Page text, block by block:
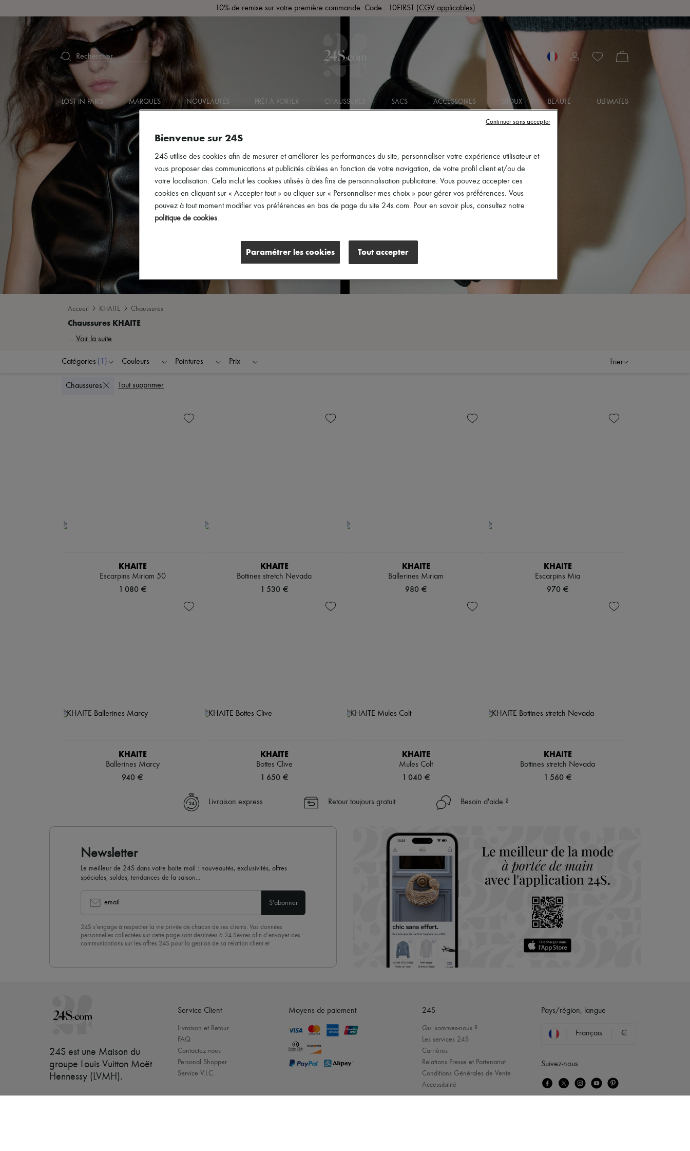
10% de remise sur votre première commande. Code : 10FIRST (CGV applicables)
Rechercher
LOST IN PARIS MARQUES NOUVEAUTÉS PRÊT-À-PORTER CHAUSSURES SACS ACCESSOIRES BIJOUX BEAUTÉ ULTIMATES
Accueil KHAITE Chaussures
... Voir la suite
Catégories (1) Couleurs Pointures Prix Trier
Chaussures Tout supprimer
KHAITE
Escarpins Miriam 50
1 080 €
KHAITE
Bottines stretch Nevada
1 530 €
KHAITE
Ballerines Miriam
980 €
KHAITE
Escarpins Mia
970 €
KHAITE
Ballerines Marcy
940 €
KHAITE
Bottes Clive
1 650 €
KHAITE
Mules Colt
1 040 €
KHAITE
Bottines stretch Nevada
1 560 €
Livraison express Retour toujours gratuit Besoin d'aide ?
Newsletter
Le meilleur de 24S dans votre boite mail : nouveautés, exclusivités, offres
spéciales, soldes, tendances de la saison...
email S'abonner
24S s’engage à respecter la vie privée de chacun de ses clients. Vos données
personnelles collectées sur cette page sont destinées à 24 Sèvres afin d’envoyer des
communications sur les offres 24S pour la gestion de sa relation client et
désinscrire » en bas de page de nos emails.
24S est une Maison du
groupe Louis Vuitton Moët
Hennessy (LVMH).
Service Client
Livraison et Retour
FAQ
Contactez-nous
Personal Shopper
Service V.I.C.
Moyens de paiement 24S
Qui sommes-nous ?
Les services 24S
Carrières
Relations Presse et Partenariat
Conditions Générales de Vente
Accessibilité
Pays/région, langue
Français €
Suivez-nous
Bienvenue sur 24S
24S utilise des cookies afin de mesurer et améliorer les performances du site, personnaliser votre expérience utilisateur et
vous proposer des communications et publicités ciblées en fonction de votre navigation, de votre profil client et/ou de
votre localisation. Cela inclut les cookies utilisés à des fins de personnalisation publicitaire. Vous pouvez accepter ces
cookies en cliquant sur « Accepter tout » ou cliquer sur « Personnaliser mes choix » pour gérer vos préférences. Vous
pouvez à tout moment modifier vos préférences en bas de page du site 24s.com. Pour en savoir plus, consultez notre
politique de cookies.
Paramétrer les cookies Tout accepter
Continuer sans accepter